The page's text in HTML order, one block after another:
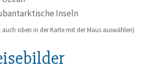
Inseln
auch oben in der Karte mit der Maus auswählen)